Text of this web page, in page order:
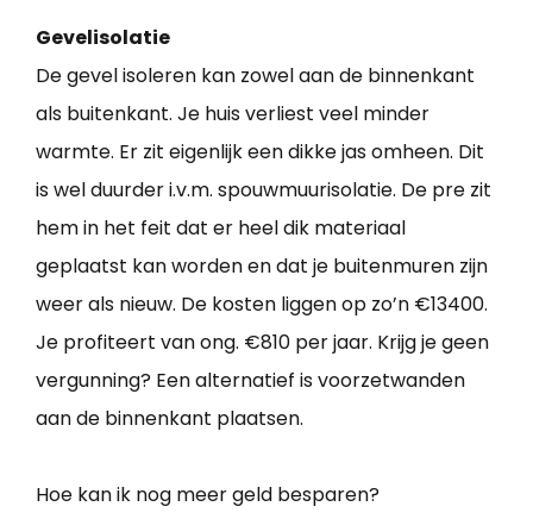
Gevelisolatie
De gevel isoleren kan zowel aan de binnenkant
als buitenkant. Je huis verliest veel minder
warmte. Er zit eigenlijk een dikke jas omheen. Dit
is wel duurder i.v.m. spouwmuurisolatie. De pre zit
hem in het feit dat er heel dik materiaal
geplaatst kan worden en dat je buitenmuren zijn
weer als nieuw. De kosten liggen op zo’n €13400.
Je profiteert van ong. €810 per jaar. Krijg je geen
vergunning? Een alternatief is voorzetwanden
aan de binnenkant plaatsen.
Hoe kan ik nog meer geld besparen?